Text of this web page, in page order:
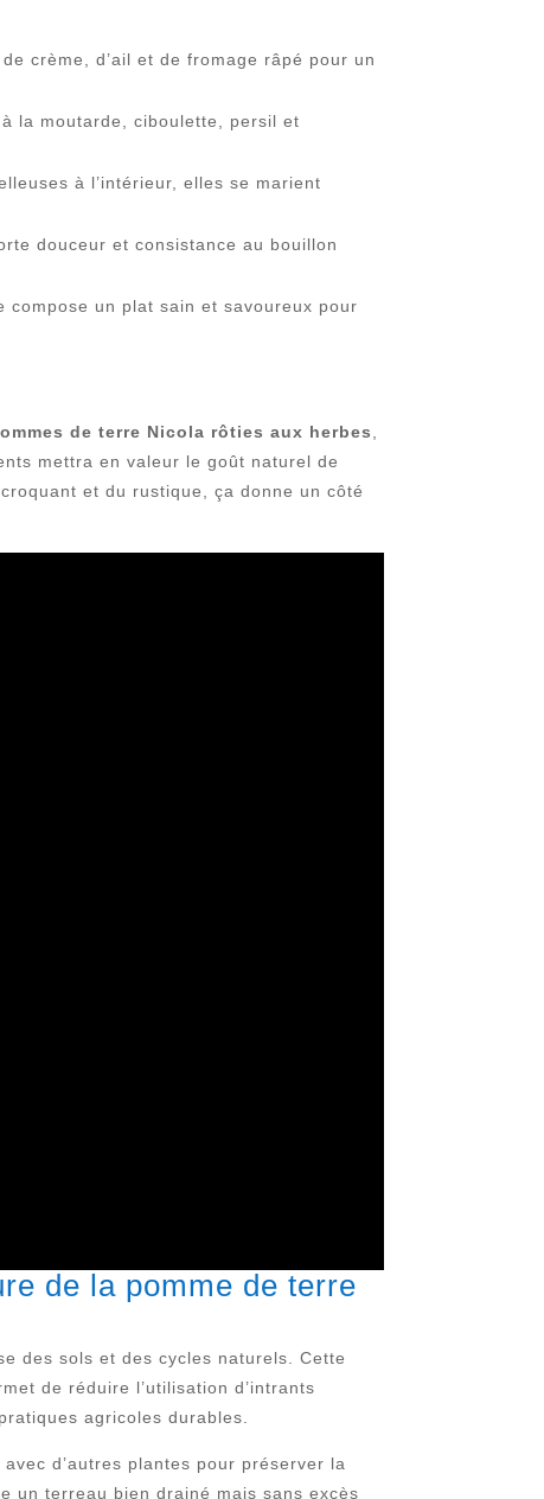
crème, d’ail et de fromage râpé pour un
la moutarde, ciboulette, persil et
à l’intérieur, elles se marient
douceur et consistance au bouillon
un plat sain et savoureux pour
de terre Nicola rôties aux herbes
mettra en valeur le goût naturel de
et du rustique, ça donne un côté
de la pomme de terre
des sols et des cycles naturels. Cette
de réduire l’utilisation d’intrants
agricoles durables.
d’autres plantes pour préserver la
un terreau bien drainé mais sans excès